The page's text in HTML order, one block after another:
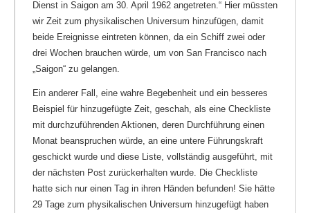
Dienst in Saigon am 30. April 1962 angetreten.“ Hier müssten
wir Zeit zum physikalischen Universum hinzufügen, damit
beide Ereignisse eintreten können, da ein Schiff zwei oder
drei Wochen brauchen würde, um von San Francisco nach
„Saigon“ zu gelangen.
Ein anderer Fall, eine wahre Begebenheit und ein besseres
Beispiel für hinzugefügte Zeit, geschah, als eine Checkliste
mit durchzuführenden Aktionen, deren Durchführung einen
Monat beanspruchen würde, an eine untere Führungskraft
geschickt wurde und diese Liste, vollständig ausgeführt, mit
der nächsten Post zurückerhalten wurde. Die Checkliste
hatte sich nur einen Tag in ihren Händen befunden! Sie hätte
29 Tage zum physikalischen Universum hinzugefügt haben